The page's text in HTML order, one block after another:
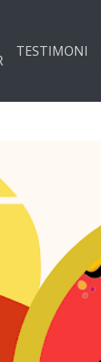
TESTIMONI